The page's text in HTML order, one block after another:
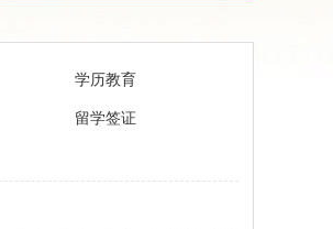
学历教育
留学签证